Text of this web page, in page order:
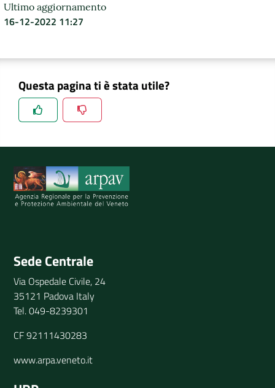
Ultimo aggiornamento
16-12-2022 11:27
Questa pagina ti è stata utile?
Spiegaci perchè, e aiutaci a migliorare il servizio
Sede Centrale
Via Ospedale Civile, 24
35121 Padova Italy
Tel. 049-8239301
CF 92111430283
www.arpa.veneto.it